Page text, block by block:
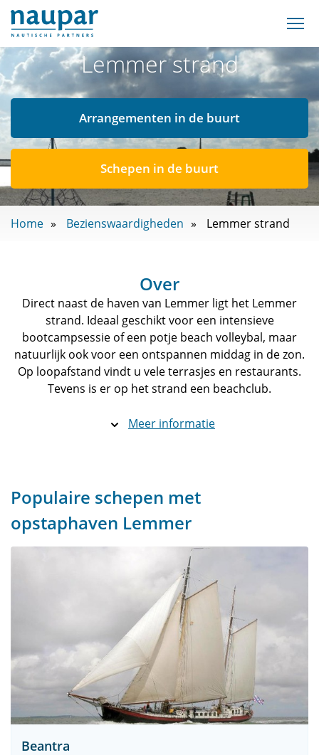
Lemmer strand
Arrangementen in de buurt
Schepen in de buurt
Home Bezienswaardigheden Lemmer strand
Over
Direct naast de haven van Lemmer ligt het Lemmer
strand. Ideaal geschikt voor een intensieve
bootcampsessie of een potje beach volleybal, maar
natuurlijk ook voor een ontspannen middag in de zon.
Op loopafstand vindt u vele terrasjes en restaurants.
Tevens is er op het strand een beachclub.
Meer informatie
Populaire schepen met
opstaphaven Lemmer
Beantra